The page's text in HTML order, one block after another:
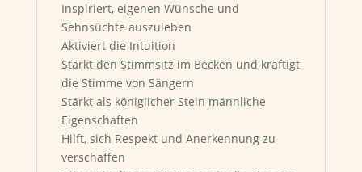
Inspiriert, eigenen Wünsche und
Sehnsüchte auszuleben
Aktiviert die Intuition
Stärkt den Stimmsitz im Becken und kräftigt
die Stimme von Sängern
Stärkt als königlicher Stein männliche
Eigenschaften
Hilft, sich Respekt und Anerkennung zu
verschaffen